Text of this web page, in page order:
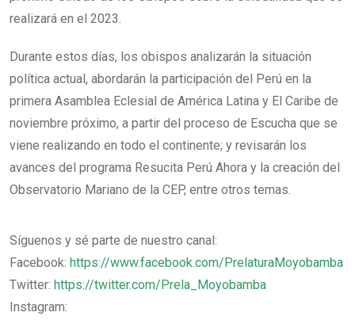
realizará en el 2023.
Durante estos días, los obispos analizarán la situación
política actual, abordarán la participación del Perú en la
primera Asamblea Eclesial de América Latina y El Caribe de
noviembre próximo, a partir del proceso de Escucha que se
viene realizando en todo el continente; y revisarán los
avances del programa Resucita Perú Ahora y la creación del
Observatorio Mariano de la CEP, entre otros temas.
Síguenos y sé parte de nuestro canal:
Facebook: https://www.facebook.com/PrelaturaMoyobamba
Twitter: https://twitter.com/Prela_Moyobamba​
Instagram: